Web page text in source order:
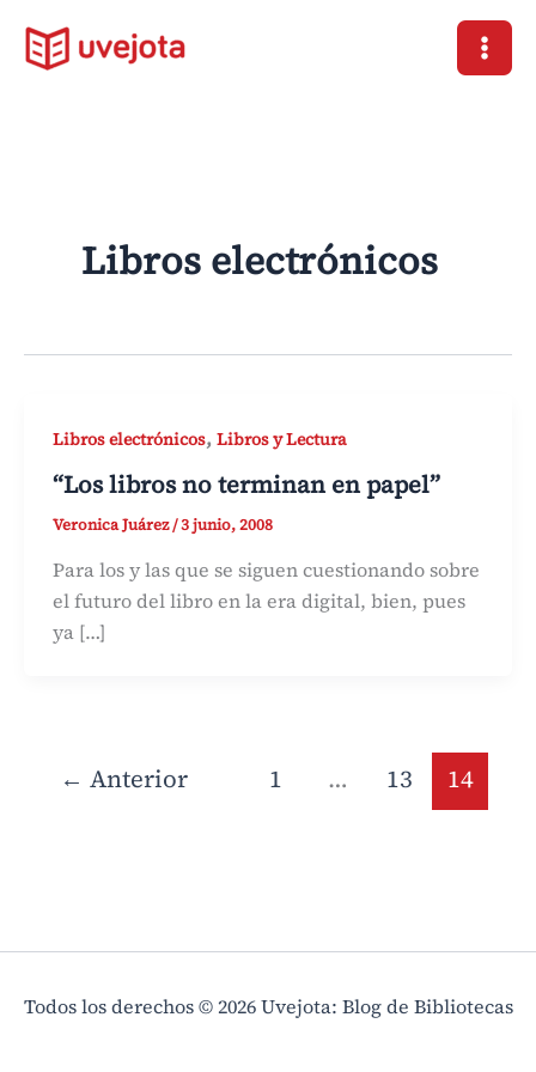
contenido
Libros electrónicos
Libros electrónicos, Libros y Lectura
“Los libros no terminan en papel”
Veronica Juárez/3 junio, 2008
Para los y las que se siguen cuestionando sobre
el futuro del libro en la era digital, bien, pues
ya […]
← Anterior 1 … 13 14
Todos los derechos © 2026 Uvejota: Blog de Bibliotecas